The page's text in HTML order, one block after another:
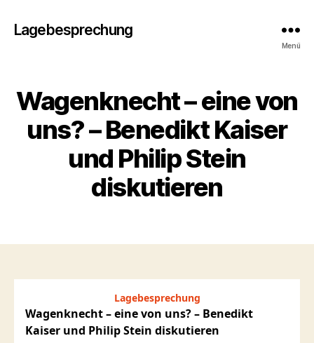
Lagebesprechung
Menü
Wagenknecht – eine von
uns? – Benedikt Kaiser
und Philip Stein
diskutieren